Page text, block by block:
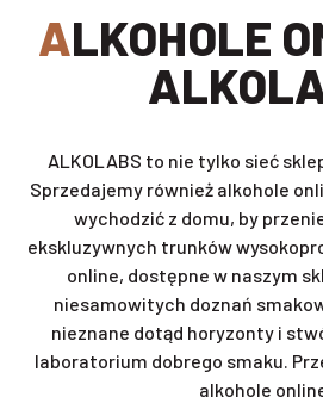
ALKOHOLE ONLINE W
ALKOLABS to nie tylko sieć
Sprzedajemy również alkohole
wychodzić z domu, by
ekskluzywnych trunków
online, dostępne w naszym
niesamowitych doznań
nieznane dotąd horyzonty i
laboratorium dobrego smaku.
alkohole